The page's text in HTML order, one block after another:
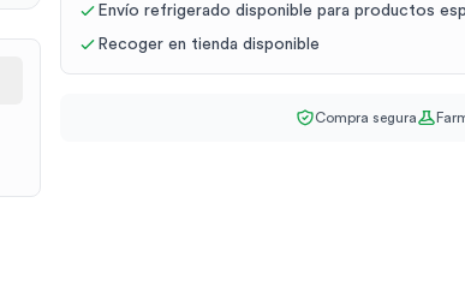
Envío refrigerado disponible para productos
Recoger en tienda disponible
Compra segura